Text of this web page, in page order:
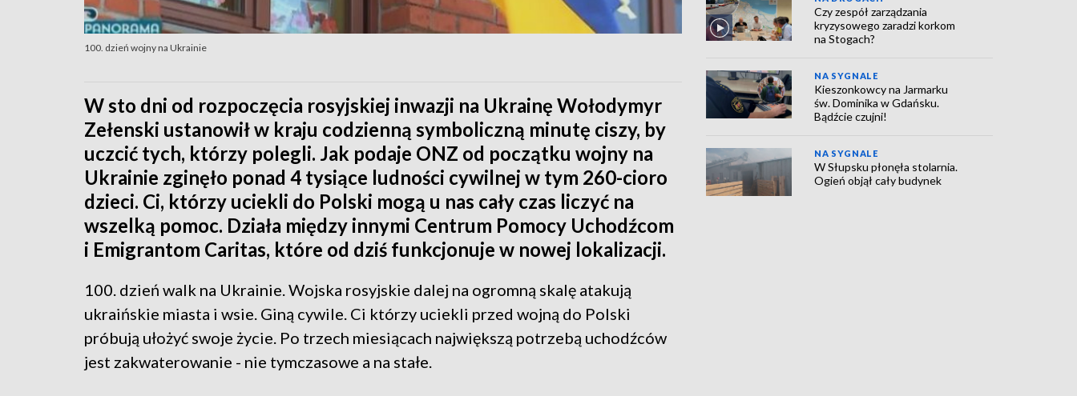
100. dzień wojny na Ukrainie
W sto dni od rozpoczęcia rosyjskiej inwazji na Ukrainę Wołodymyr
Zełenski ustanowił w kraju codzienną symboliczną minutę ciszy, by
uczcić tych, którzy polegli. Jak podaje ONZ od początku wojny na
Ukrainie zginęło ponad 4 tysiące ludności cywilnej w tym 260-cioro
dzieci. Ci, którzy uciekli do Polski mogą u nas cały czas liczyć na
wszelką pomoc. Działa między innymi Centrum Pomocy Uchodźcom
i Emigrantom Caritas, które od dziś funkcjonuje w nowej lokalizacji.
100. dzień walk na Ukrainie. Wojska rosyjskie dalej na ogromną skalę atakują
ukraińskie miasta i wsie. Giną cywile. Ci którzy uciekli przed wojną do Polski
próbują ułożyć swoje życie. Po trzech miesiącach największą potrzebą uchodźców
jest zakwaterowanie - nie tymczasowe a na stałe.
Czy zespół zarządzania
kryzysowego zaradzi korkom
na Stogach?
NA SYGNALE
Kieszonkowcy na Jarmarku
św. Dominika w Gdańsku.
Bądźcie czujni!
NA SYGNALE
W Słupsku płonęła stolarnia.
Ogień objął cały budynek